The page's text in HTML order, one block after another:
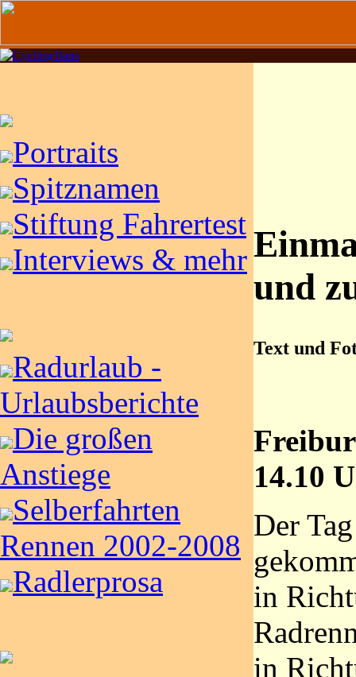
Portraits
Spitznamen
Stiftung Fahrertest
Interviews & mehr
Radurlaub -
Urlaubsberichte
Die großen
Anstiege
Selberfahrten
Rennen 2002-2008
Radlerprosa
und
Text und
14.10
Der
in
in